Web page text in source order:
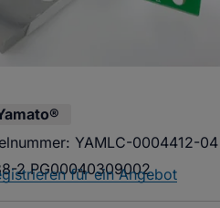
YAMLC-0004412-04
2 PG00040309002
für ein Angebot